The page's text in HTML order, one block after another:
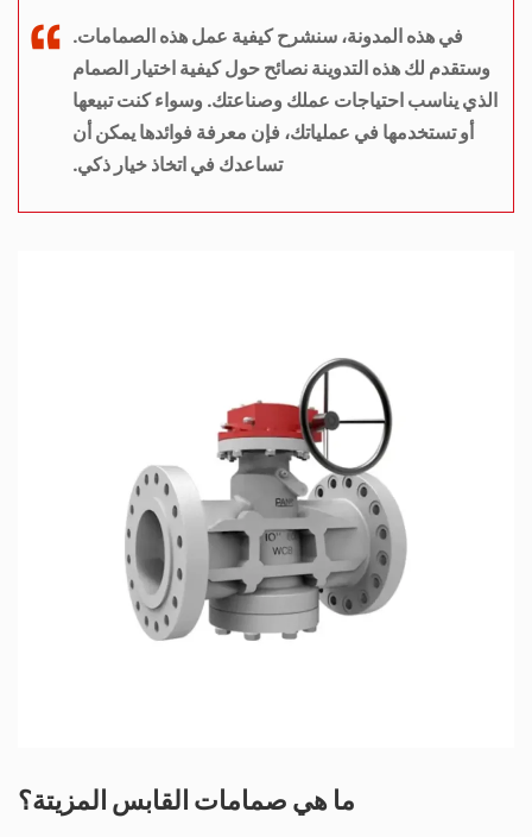
في هذه المدونة، سنشرح كيفية عمل هذه الصمامات.
وستقدم لك هذه التدوينة نصائح حول كيفية اختيار الصمام
الذي يناسب احتياجات عملك وصناعتك. وسواء كنت تبيعها
أو تستخدمها في عملياتك، فإن معرفة فوائدها يمكن أن
تساعدك في اتخاذ خيار ذكي.
ما هي صمامات القابس المزيتة؟